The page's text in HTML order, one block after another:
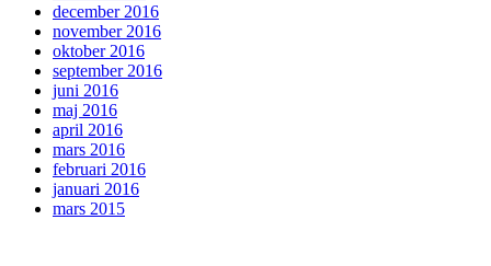
december 2016
november 2016
oktober 2016
september 2016
juni 2016
maj 2016
april 2016
mars 2016
februari 2016
januari 2016
mars 2015